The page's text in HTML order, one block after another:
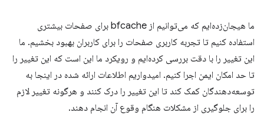
ما هیجان‌زده‌ایم که می‌توانیم از bfcache برای صفحات بیشتری
استفاده کنیم تا تجربه کاربری صفحات را برای کاربران بهبود بخشیم. ما
این تغییر را با دقت بررسی کرده‌ایم و رویکرد ما این است که این تغییر را
تا حد امکان ایمن اجرا کنیم. امیدواریم اطلاعات ارائه شده در اینجا به
توسعه‌دهندگان کمک کند تا این تغییر را درک کنند و هرگونه تغییر لازم
را برای جلوگیری از مشکلات هنگام وقوع آن انجام دهند.